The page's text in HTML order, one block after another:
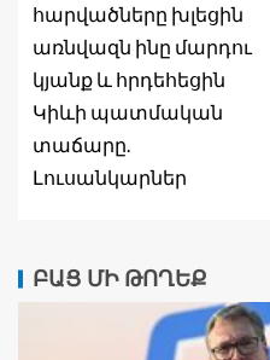
հարվածները խլեցին
առնվազն ինը մարդու
կյանք և հրդեհեցին
Կիևի պատմական
տաճարը.
Լուսանկարներ
ԲԱՑ ՄԻ ԹՈՂԵՔ